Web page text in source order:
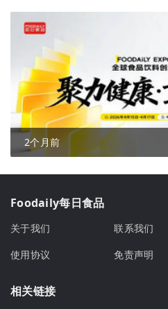
2个月前
Foodaily每日食品
关于我们 联系我们
使用协议
免责声明
相关链接